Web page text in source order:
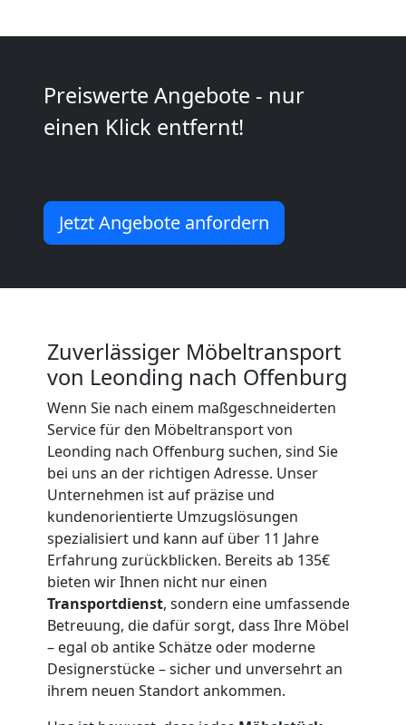
Preiswerte Angebote - nur
einen Klick entfernt!
Jetzt Angebote anfordern
Zuverlässiger Möbeltransport
von Leonding nach Offenburg
Wenn Sie nach einem maßgeschneiderten
Service für den Möbeltransport von
Leonding nach Offenburg suchen, sind Sie
bei uns an der richtigen Adresse. Unser
Unternehmen ist auf präzise und
kundenorientierte Umzugslösungen
spezialisiert und kann auf über 11 Jahre
Erfahrung zurückblicken. Bereits ab 135€
bieten wir Ihnen nicht nur einen
Transportdienst, sondern eine umfassende
Betreuung, die dafür sorgt, dass Ihre Möbel
– egal ob antike Schätze oder moderne
Designerstücke – sicher und unversehrt an
ihrem neuen Standort ankommen.
Mann
LKW
Leonding
Leonding
Umzug
Leonding
Mann
LKW